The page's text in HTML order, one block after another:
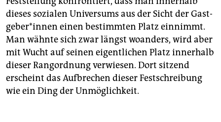
dieses sozialen Universums aus der Sicht der Gast­
ge­be­r*in­nen einen bestimmten Platz einnimmt.
Man wähnte sich zwar längst woanders, wird aber
mit Wucht auf seinen eigentlichen Platz innerhalb
dieser Rangordnung verwiesen. Dort sitzend
erscheint das Aufbrechen dieser Festschreibung
wie ein Ding der Unmöglichkeit.